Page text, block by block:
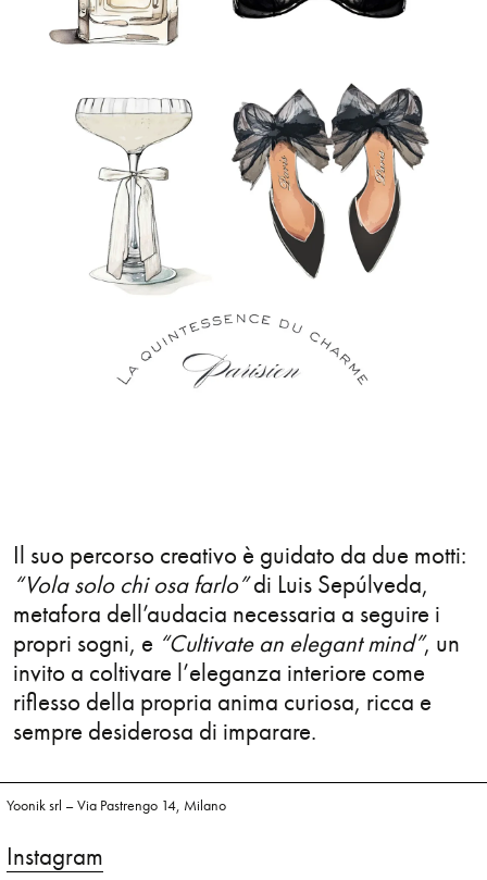
Il suo percorso creativo è guidato da due motti:
“Vola solo chi osa farlo”di Luis Sepúlveda,
metafora dell’audacia necessaria a seguire i
propri sogni, e “Cultivate an elegant mind”, un
invito a coltivare l’eleganza interiore come
riflesso della propria anima curiosa, ricca e
sempre desiderosa di imparare.
Yoonik srl – Via Pastrengo 14, Milano
Instagram